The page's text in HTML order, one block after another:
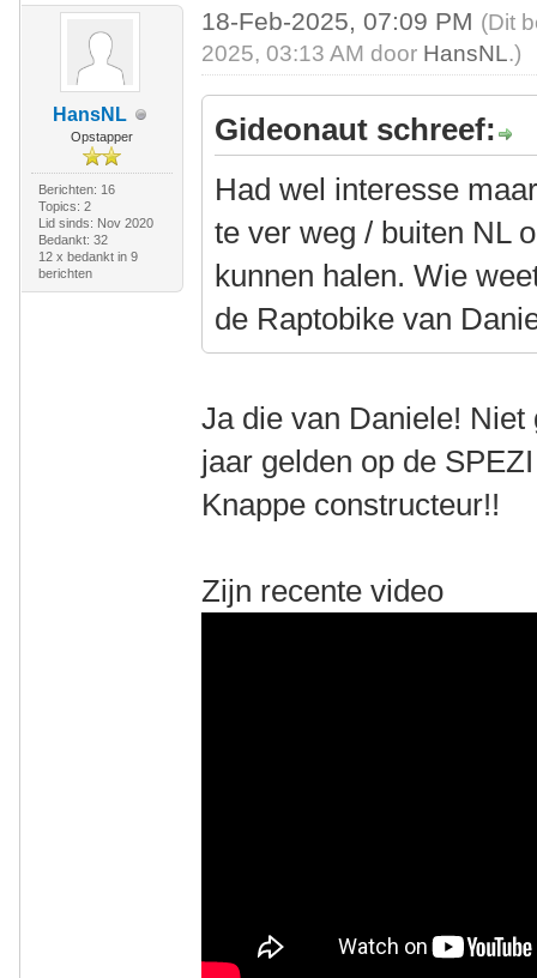
HansNL
Opstapper
Berichten: 16
Topics: 2
Lid sinds: Nov 2020
Bedankt: 32
12 x bedankt in 9
berichten
18-Feb-2025, 07:09 PM (Dit
2025, 03:13 AM door HansNL.)
Gideonaut schreef:
Had wel interesse
te ver weg / buiten NL
kunnen halen. Wie
de Raptobike van
Ja die van Daniele!
jaar gelden op de
Knappe constructeur!!
Zijn recente video